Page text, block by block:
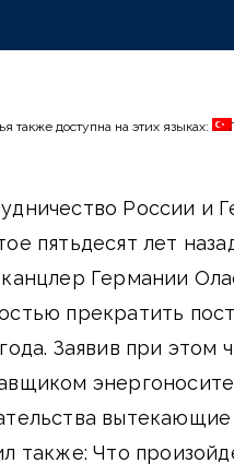
также доступна на этих языках:
России и
пятьдесят лет
канцлер Германии
прекратить
Заявив при
также: Что